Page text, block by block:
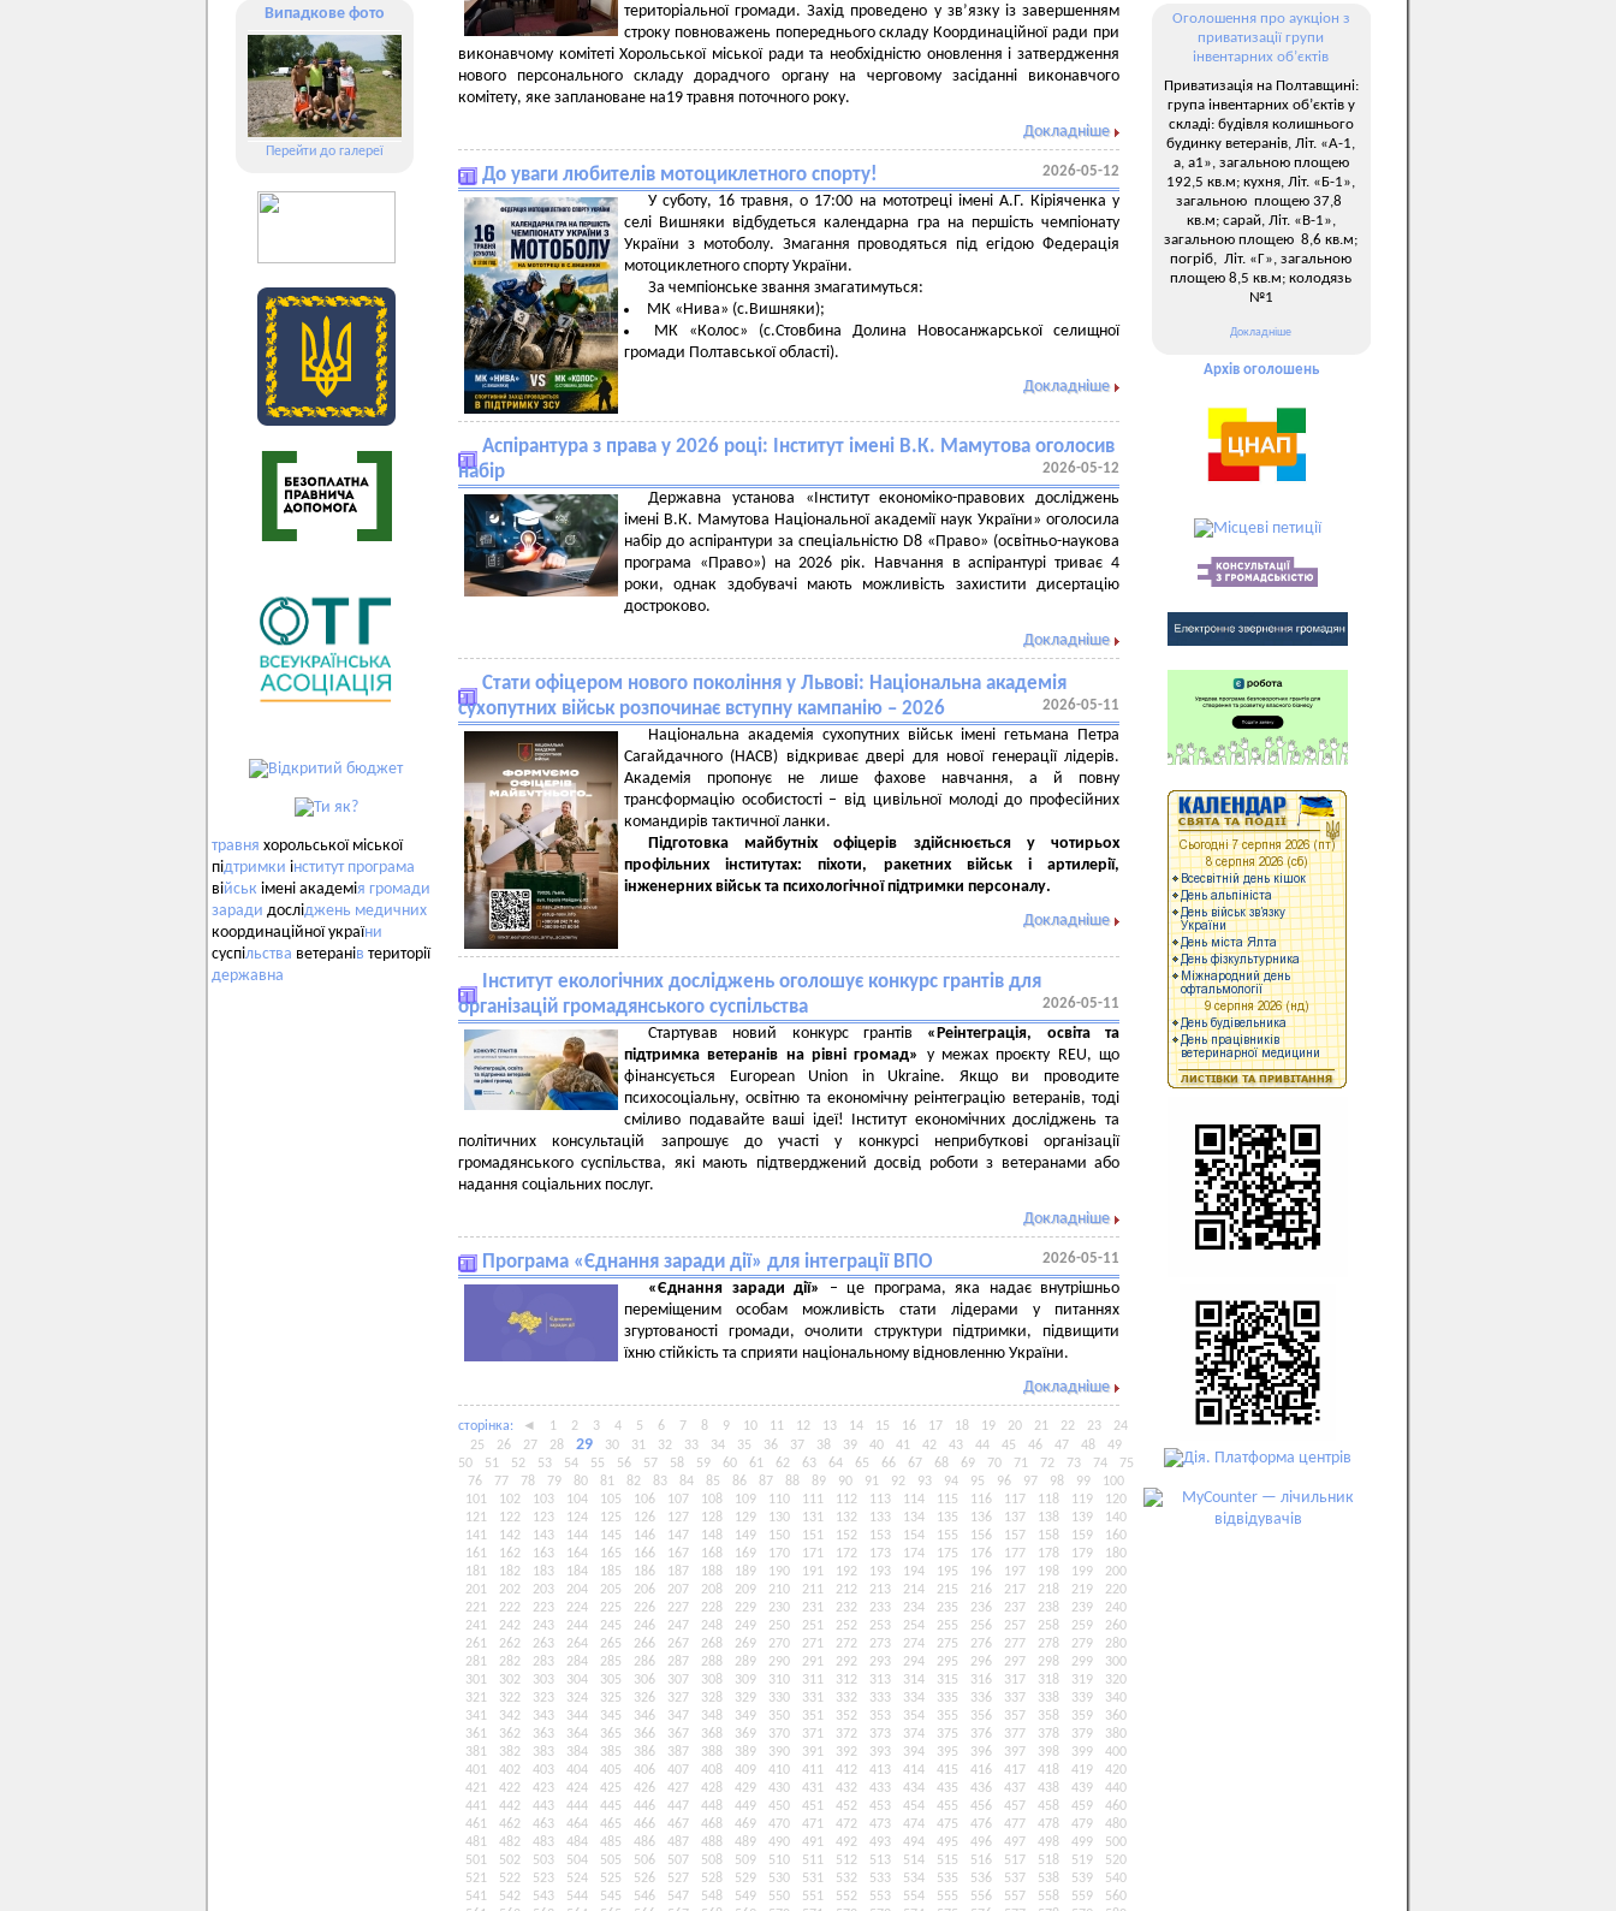
Випадкове фото
Перейти до галереї
травня хорольської міської
підтримки інститут програма
військ імені академія громади
заради досліджень медичних
координаційної україни
суспільства ветеранів території
державна
територіальної громади. Захід проведено у зв’язку із завершенням
строку повноважень попереднього складу Координаційної ради при
виконавчому комітеті Хорольської міської ради та необхідністю оновлення і затвердження
нового персонального складу дорадчого органу на черговому засіданні виконавчого
комітету, яке заплановане на19 травня поточного року.
Докладніше
До уваги любителів мотоциклетного спорту! 2026-05-12
У суботу, 16 травня, о 17:00 на мототреці імені А.Г. Кіріяченка у
селі Вишняки відбудеться календарна гра на першість чемпіонату
України з мотоболу. Змагання проводяться під егідою Федерація
мотоциклетного спорту України.
За чемпіонське звання змагатимуться:
МК «Нива» (с.Вишняки);
МК «Колос» (с.Стовбина Долина Новосанжарської селищної
громади Полтавської області).
Докладніше
Аспірантура з права у 2026 році: Інститут імені В.К. Мамутова оголосив
набір
2026-05-12
Державна установа «Інститут економіко-правових досліджень
імені В.К. Мамутова Національної академії наук України» оголосила
набір до аспірантури за спеціальністю D8 «Право» (освітньо-наукова
програма «Право») на 2026 рік. Навчання в аспірантурі триває 4
роки, однак здобувачі мають можливість захистити дисертацію
достроково.
Докладніше
Стати офіцером нового покоління у Львові: Національна академія
сухопутних військ розпочинає вступну кампанію – 2026
2026-05-11
Національна академія сухопутних військ імені гетьмана Петра
Сагайдачного (НАСВ) відкриває двері для нової генерації лідерів.
Академія пропонує не лише фахове навчання, а й повну
трансформацію особистості – від цивільної молоді до професійних
командирів тактичної ланки.
Підготовка майбутніх офіцерів здійснюється у чотирьох
профільних інститутах: піхоти, ракетних військ і артилерії,
інженерних військ та психологічної підтримки персоналу.
Докладніше
Інститут екологічних досліджень оголошує конкурс грантів для
організацій громадянського суспільства
2026-05-11
Стартував новий конкурс грантів «Реінтеграція, освіта та
підтримка ветеранів на рівні громад» у межах проєкту REU, що
фінансується European Union in Ukraine. Якщо ви проводите
психосоціальну, освітню та економічну реінтеграцію ветеранів, тоді
сміливо подавайте ваші ідеї! Інститут економічних досліджень та
політичних консультацій запрошує до участі у конкурсі неприбуткові організації
громадянського суспільства, які мають підтверджений досвід роботи з ветеранами або
надання соціальних послуг.
Докладніше
Програма «Єднання заради дії» для інтеграції ВПО 2026-05-11
«Єднання заради дії» – це програма, яка надає внутрішньо
переміщеним особам можливість стати лідерами у питаннях
згуртованості громади, очолити структури підтримки, підвищити
їхню стійкість та сприяти національному відновленню України.
Докладніше
сторiнка: ◄ 1 2 3 4 5 6 7 8 9 10 11 12 13 14 15 16 17 18 19 20 21 22 23
24
25
26 27 28 29 30 31 32 33 34 35 36 37 38 39 40 41 42 43 44 45 46 47 48
49
50
51 52 53 54 55 56 57 58 59 60 61 62 63 64 65 66 67 68 69 70 71 72 73 74
75
76
77 78 79 80 81 82 83 84 85 86 87 88 89 90 91 92 93 94 95 96 97 98 99
100
101
102 103 104 105 106 107 108 109 110 111 112 113 114 115 116 117 118 119
120
121
122 123 124 125 126 127 128 129 130 131 132 133 134 135 136 137 138 139
140
141
142 143 144 145 146 147 148 149 150 151 152 153 154 155 156 157 158 159
160
161
162 163 164 165 166 167 168 169 170 171 172 173 174 175 176 177 178 179
180
181
182 183 184 185 186 187 188 189 190 191 192 193 194 195 196 197 198 199
200
201
202 203 204 205 206 207 208 209 210 211 212 213 214 215 216 217 218 219
220
221
222 223 224 225 226 227 228 229 230 231 232 233 234 235 236 237 238 239
240
241
242 243 244 245 246 247 248 249 250 251 252 253 254 255 256 257 258 259
260
261
262 263 264 265 266 267 268 269 270 271 272 273 274 275 276 277 278 279
280
281
282 283 284 285 286 287 288 289 290 291 292 293 294 295 296 297 298 299
300
301
302 303 304 305 306 307 308 309 310 311 312 313 314 315 316 317 318 319
320
321
322 323 324 325 326 327 328 329 330 331 332 333 334 335 336 337 338 339
340
341
342 343 344 345 346 347 348 349 350 351 352 353 354 355 356 357 358 359
360
361
362 363 364 365 366 367 368 369 370 371 372 373 374 375 376 377 378 379
380
381
382 383 384 385 386 387 388 389 390 391 392 393 394 395 396 397 398 399
400
401
402 403 404 405 406 407 408 409 410 411 412 413 414 415 416 417 418 419
420
421
422 423 424 425 426 427 428 429 430 431 432 433 434 435 436 437 438 439
440
441
442 443 444 445 446 447 448 449 450 451 452 453 454 455 456 457 458 459
460
461
462 463 464 465 466 467 468 469 470 471 472 473 474 475 476 477 478 479
480
481
482 483 484 485 486 487 488 489 490 491 492 493 494 495 496 497 498 499
500
501
502 503 504 505 506 507 508 509 510 511 512 513 514 515 516 517 518 519
520
521
522 523 524 525 526 527 528 529 530 531 532 533 534 535 536 537 538 539
540
541
542 543 544 545 546 547 548 549 550 551 552 553 554 555 556 557 558 559
560
Оголошення про аукціон з
приватизації групи
інвентарних об’єктів
Приватизація на Полтавщині:
група інвентарних об’єктів у
складі: будівля колишнього
будинку ветеранів, Літ. «А-1,
а, а1», загальною площею
192,5 кв.м; кухня, Літ. «Б-1»,
загальною площею 37,8
кв.м; сарай, Літ. «В-1»,
загальною площею 8,6 кв.м;
погріб, Літ. «Г», загальною
площею 8,5 кв.м; колодязь
№1
Докладніше
Архів оголошень